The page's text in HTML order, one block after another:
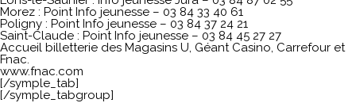
Morez : Point Info jeunesse – 03 84 33 40 61
Poligny : Point Info jeunesse – 03 84 37 24 21
Saint-Claude : Point Info jeunesse – 03 84 45 27 27
Accueil billetterie des Magasins U, Géant Casino, Carrefour et
Fnac.
www.fnac.com
[/symple_tab]
[/symple_tabgroup]